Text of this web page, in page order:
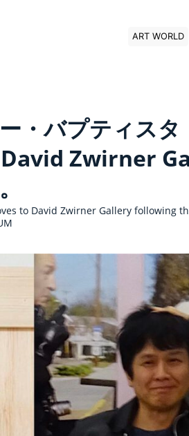
ART WORLD
・バプティスタ
David Zwirner
to David Zwirner Gallery following